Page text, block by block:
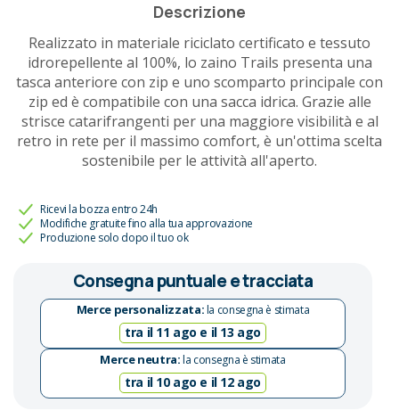
Descrizione
Realizzato in materiale riciclato certificato e tessuto
idrorepellente al 100%, lo zaino Trails presenta una
tasca anteriore con zip e uno scomparto principale con
zip ed è compatibile con una sacca idrica. Grazie alle
strisce catarifrangenti per una maggiore visibilità e al
retro in rete per il massimo comfort, è un'ottima scelta
sostenibile per le attività all'aperto.
Ricevi la bozza entro 24h
Modifiche gratuite fino alla tua approvazione
Produzione solo dopo il tuo ok
Consegna puntuale e tracciata
Merce personalizzata:la consegna è stimata
tra il 11 ago e il 13 ago
Merce neutra:la consegna è stimata
tra il 10 ago e il 12 ago